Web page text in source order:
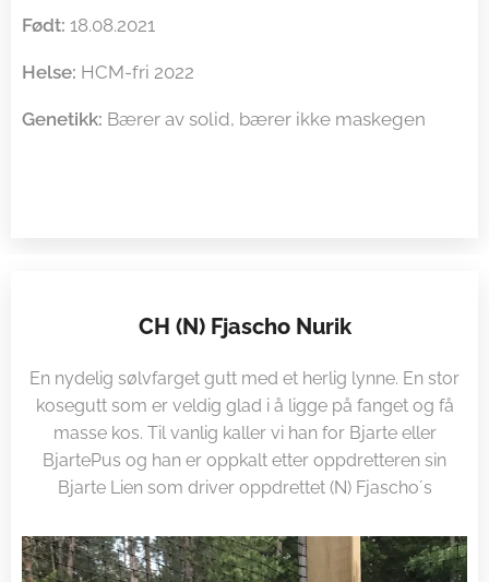
Født: 18.08.2021
Helse: HCM-fri 2022
Genetikk: Bærer av solid, bærer ikke maskegen
CH (N) Fjascho Nurik
En nydelig sølvfarget gutt med et herlig lynne. En stor
kosegutt som er veldig glad i å ligge på fanget og få
masse kos. Til vanlig kaller vi han for Bjarte eller
BjartePus og han er oppkalt etter oppdretteren sin
Bjarte Lien som driver oppdrettet (N) Fjascho´s